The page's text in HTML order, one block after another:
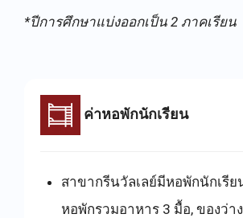
*ปีการศึกษาแบ่งออกเป็น 2 ภาคเรียน
ค่าหอพักนักเรียน
สาขากรีนวัลเลย์มีหอพักนักเรีย
หอพักรวมอาหาร 3 มื้อ, ของว่า